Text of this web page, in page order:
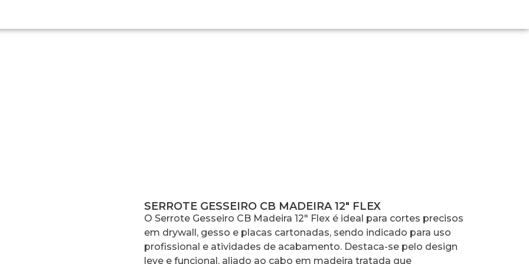
SERROTE GESSEIRO CB MADEIRA 12″ FLEX
O Serrote Gesseiro CB Madeira 12″ Flex é ideal para cortes precisos
em drywall, gesso e placas cartonadas, sendo indicado para uso
profissional e atividades de acabamento. Destaca-se pelo design
leve e funcional, aliado ao cabo em madeira tratada que